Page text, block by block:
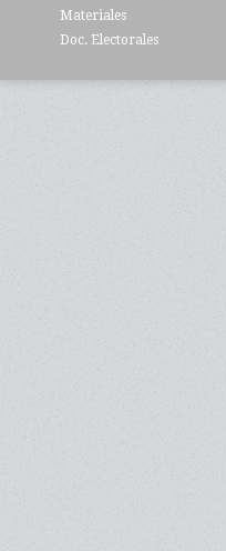
Materiales
Doc. Electorales